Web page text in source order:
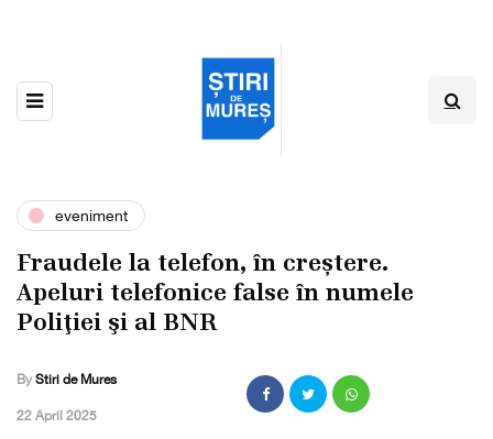
eveniment
Fraudele la telefon, în creștere.
Apeluri telefonice false în numele
Poliţiei şi al BNR
By Stiri de Mures
,22 April 2025